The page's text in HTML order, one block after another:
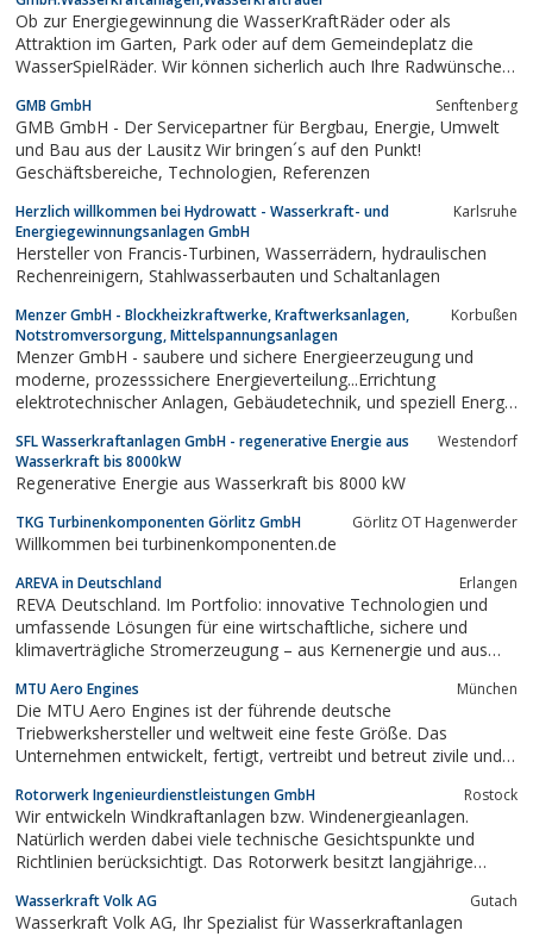
Ob zur Energiegewinnung die WasserKraftRäder oder als
Attraktion im Garten, Park oder auf dem Gemeindeplatz die
WasserSpielRäder. Wir können sicherlich auch Ihre Radwünsche
GMB GmbH Senftenberg
GMB GmbH - Der Servicepartner für Bergbau, Energie, Umwelt
und Bau aus der Lausitz Wir bringen´s auf den Punkt!
Geschäftsbereiche, Technologien, Referenzen
Herzlich willkommen bei Hydrowatt - Wasserkraft- und
Energiegewinnungsanlagen GmbH
Karlsruhe
Hersteller von Francis-Turbinen, Wasserrädern, hydraulischen
Rechenreinigern, Stahlwasserbauten und Schaltanlagen
Menzer GmbH - Blockheizkraftwerke, Kraftwerksanlagen,
Notstromversorgung, Mittelspannungsanlagen
Korbußen
Menzer GmbH - saubere und sichere Energieerzeugung und
moderne, prozesssichere Energieverteilung...Errichtung
elektrotechnischer Anlagen, Gebäudetechnik, und speziell Energie
SFL Wasserkraftanlagen GmbH - regenerative Energie aus
Wasserkraft bis 8000kW
Westendorf
Regenerative Energie aus Wasserkraft bis 8000 kW
TKG Turbinenkomponenten Görlitz GmbH Görlitz OT Hagenwerder
Willkommen bei turbinenkomponenten.de
AREVA in Deutschland Erlangen
REVA Deutschland. Im Portfolio: innovative Technologien und
umfassende Lösungen für eine wirtschaftliche, sichere und
klimaverträgliche Stromerzeugung – aus Kernenergie und aus
MTU Aero Engines München
Die MTU Aero Engines ist der führende deutsche
Triebwerkshersteller und weltweit eine feste Größe. Das
Unternehmen entwickelt, fertigt, vertreibt und betreut zivile und
sowie stationäre Industriegasturbinen.
Rotorwerk Ingenieurdienstleistungen GmbH Rostock
Wir entwickeln Windkraftanlagen bzw. Windenergieanlagen.
Natürlich werden dabei viele technische Gesichtspunkte und
Richtlinien berücksichtigt. Das Rotorwerk besitzt langjährige
auch bei der Dimensionierung und Simulation. Durch die FEM
(Finite Elemente Methode) Berechnung...
Wasserkraft Volk AG Gutach
Wasserkraft Volk AG, Ihr Spezialist für Wasserkraftanlagen